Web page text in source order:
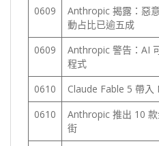
0609
Anthropic 揭露：惡
動占比已逾五成
0609
Anthropic 警告：AI
程式
0610
Claude Fable 5 帶
0610
Anthropic 推出 10
街